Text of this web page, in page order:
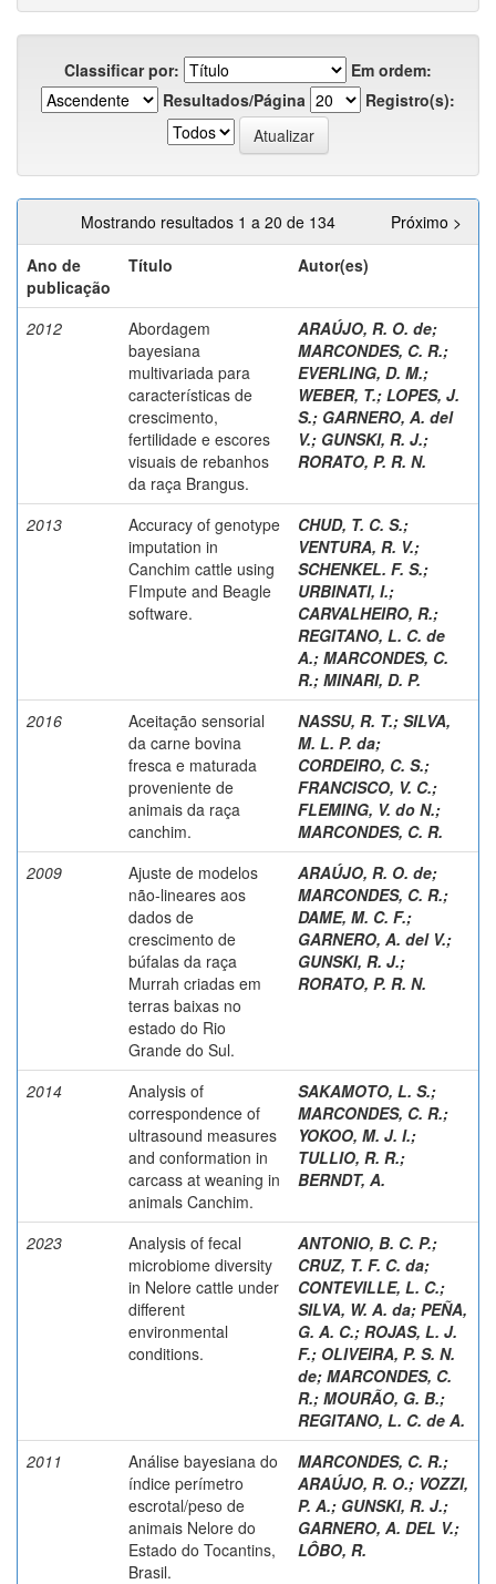
Classificar por:
Em ordem:
Resultados/Página
Registro(s):
Mostrando resultados 1 a 20 de 134
Próximo >
Ano de
publicação
Título Autor(es)
2012
Abordagem
bayesiana
multivariada para
características de
crescimento,
fertilidade e escores
visuais de rebanhos
da raça Brangus.
ARAÚJO, R. O. de;
MARCONDES, C. R.;
EVERLING, D. M.;
WEBER, T.; LOPES, J.
S.; GARNERO, A. del
V.; GUNSKI, R. J.;
RORATO, P. R. N.
2013
Accuracy of genotype
imputation in
Canchim cattle using
FImpute and Beagle
software.
CHUD, T. C. S.;
VENTURA, R. V.;
SCHENKEL. F. S.;
URBINATI, I.;
CARVALHEIRO, R.;
REGITANO, L. C. de
A.; MARCONDES, C.
R.; MINARI, D. P.
2016
Aceitação sensorial
da carne bovina
fresca e maturada
proveniente de
animais da raça
canchim.
NASSU, R. T.; SILVA,
M. L. P. da;
CORDEIRO, C. S.;
FRANCISCO, V. C.;
FLEMING, V. do N.;
MARCONDES, C. R.
2009
Ajuste de modelos
não-lineares aos
dados de
crescimento de
búfalas da raça
Murrah criadas em
terras baixas no
estado do Rio
Grande do Sul.
ARAÚJO, R. O. de;
MARCONDES, C. R.;
DAME, M. C. F.;
GARNERO, A. del V.;
GUNSKI, R. J.;
RORATO, P. R. N.
2014
Analysis of
correspondence of
ultrasound measures
and conformation in
carcass at weaning in
animals Canchim.
SAKAMOTO, L. S.;
MARCONDES, C. R.;
YOKOO, M. J. I.;
TULLIO, R. R.;
BERNDT, A.
2023
Analysis of fecal
microbiome diversity
in Nelore cattle under
different
environmental
conditions.
ANTONIO, B. C. P.;
CRUZ, T. F. C. da;
CONTEVILLE, L. C.;
SILVA, W. A. da; PEÑA,
G. A. C.; ROJAS, L. J.
F.; OLIVEIRA, P. S. N.
de; MARCONDES, C.
R.; MOURÃO, G. B.;
REGITANO, L. C. de A.
2011
Análise bayesiana do
índice perímetro
escrotal/peso de
animais Nelore do
Estado do Tocantins,
Brasil.
MARCONDES, C. R.;
ARAÚJO, R. O.; VOZZI,
P. A.; GUNSKI, R. J.;
GARNERO, A. DEL V.;
LÔBO, R.